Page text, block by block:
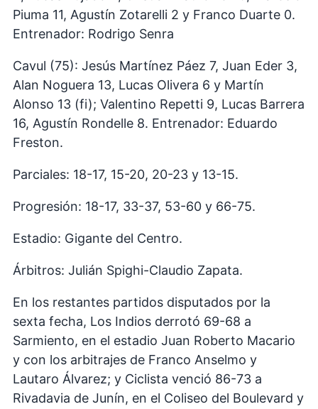
Piuma 11, Agustín Zotarelli 2 y Franco Duarte 0.
Entrenador: Rodrigo Senra
Cavul (75): Jesús Martínez Páez 7, Juan Eder 3,
Alan Noguera 13, Lucas Olivera 6 y Martín
Alonso 13 (fi); Valentino Repetti 9, Lucas Barrera
16, Agustín Rondelle 8. Entrenador: Eduardo
Freston.
Parciales: 18-17, 15-20, 20-23 y 13-15.
Progresión: 18-17, 33-37, 53-60 y 66-75.
Estadio: Gigante del Centro.
Árbitros: Julián Spighi-Claudio Zapata.
En los restantes partidos disputados por la
sexta fecha, Los Indios derrotó 69-68 a
Sarmiento, en el estadio Juan Roberto Macario
y con los arbitrajes de Franco Anselmo y
Lautaro Álvarez; y Ciclista venció 86-73 a
Rivadavia de Junín, en el Coliseo del Boulevard y